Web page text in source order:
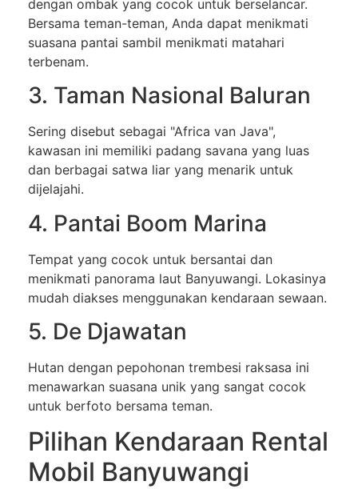
dengan ombak yang cocok untuk berselancar.
Bersama teman-teman, Anda dapat menikmati
suasana pantai sambil menikmati matahari
terbenam.
3. Taman Nasional Baluran
Sering disebut sebagai "Africa van Java",
kawasan ini memiliki padang savana yang luas
dan berbagai satwa liar yang menarik untuk
dijelajahi.
4. Pantai Boom Marina
Tempat yang cocok untuk bersantai dan
menikmati panorama laut Banyuwangi. Lokasinya
mudah diakses menggunakan kendaraan sewaan.
5. De Djawatan
Hutan dengan pepohonan trembesi raksasa ini
menawarkan suasana unik yang sangat cocok
untuk berfoto bersama teman.
Pilihan Kendaraan Rental
Mobil Banyuwangi